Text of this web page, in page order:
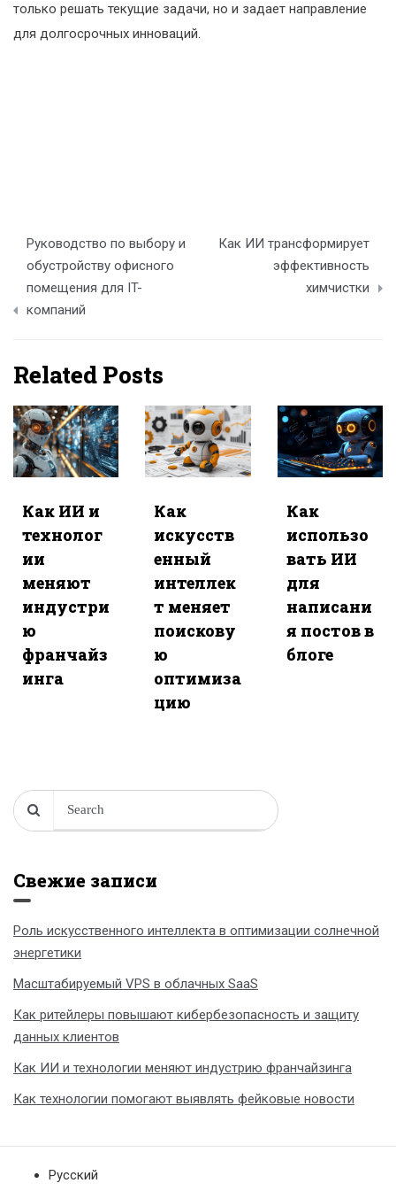
только решать текущие задачи, но и задает направление
для долгосрочных инноваций.
Навигация
по
записям
Руководство по выбору и
обустройству офисного
помещения для IT-
компаний
Как ИИ трансформирует
эффективность
химчистки
Related Posts
Как ИИ и
технолог
ии
меняют
индустри
ю
франчайз
инга
Как
искусств
енный
интеллек
т меняет
поискову
ю
оптимиза
цию
Как
использо
вать ИИ
для
написани
я постов в
блоге
Свежие записи
Роль искусственного интеллекта в оптимизации солнечной
энергетики
Масштабируемый VPS в облачных SaaS
Как ритейлеры повышают кибербезопасность и защиту
данных клиентов
Как ИИ и технологии меняют индустрию франчайзинга
Как технологии помогают выявлять фейковые новости
Русский